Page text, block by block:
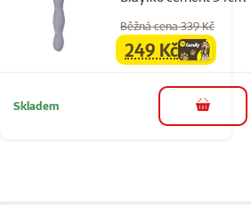
Běžná cena 339 Kč
familycena
249 Kč
Skladem do košíku